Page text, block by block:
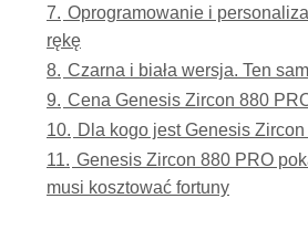
7. Oprogramowanie i
rękę
8. Czarna i biała wersja. Ten
9. Cena Genesis Zircon 880
10. Dla kogo jest Genesis
11. Genesis Zircon 880 PRO
musi kosztować fortuny